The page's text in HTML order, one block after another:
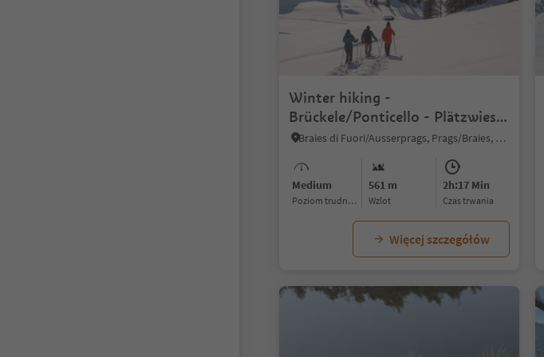
Winter hiking -
Brückele/Ponticello - Plätzwiese
high plateau
Braies di Fuori/Ausserprags, Prags/Braies, Dolomites Region 3 Zinnen
Medium
Poziom trudności
561 m
Wzlot
2h:17 Min
czas trwania
Więcej szczegółów